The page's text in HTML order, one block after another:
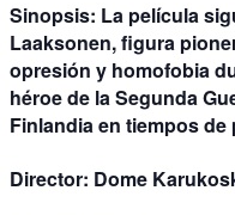
Sinopsis: La película
Laaksonen, figura
opresión y homofobia
héroe de la Segunda
Finlandia en tiempos
Director: Dome